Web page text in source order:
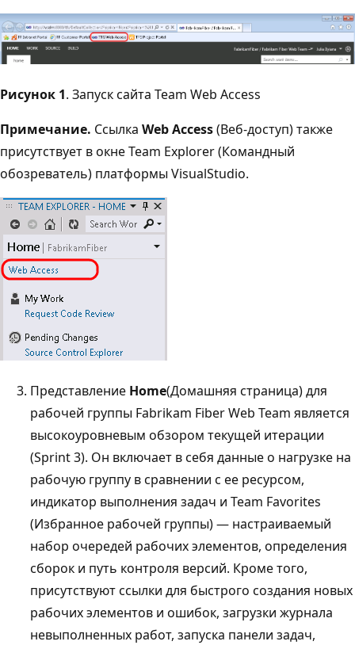
Рисунок 1. Запуск сайта Team Web Access
Примечание. Ссылка Web Access(Веб-доступ) также
присутствует в окне Team Explorer (Командный
обозреватель) платформы VisualStudio.
Представление Home(Домашняя страница) для
рабочей группы Fabrikam Fiber Web Team является
высокоуровневым обзором текущей итерации
(Sprint 3). Он включает в себя данные о нагрузке на
рабочую группу в сравнении с ее ресурсом,
индикатор выполнения задач и Team Favorites
(Избранное рабочей группы) — настраиваемый
набор очередей рабочих элементов, определения
сборок и путь контроля версий. Кроме того,
присутствуют ссылки для быстрого создания новых
рабочих элементов и ошибок, загрузки журнала
невыполненных работ, запуска панели задач,